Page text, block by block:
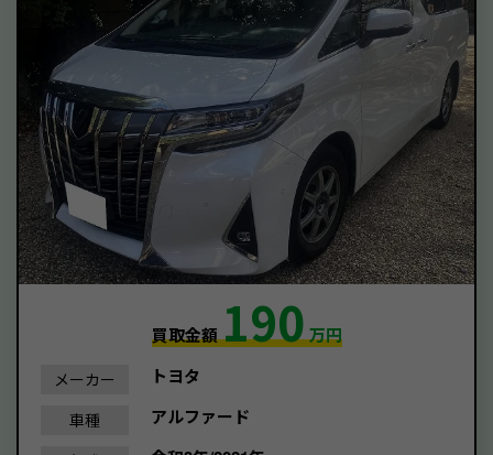
買取金額190万円
メーカー トヨタ
車種 アルファード